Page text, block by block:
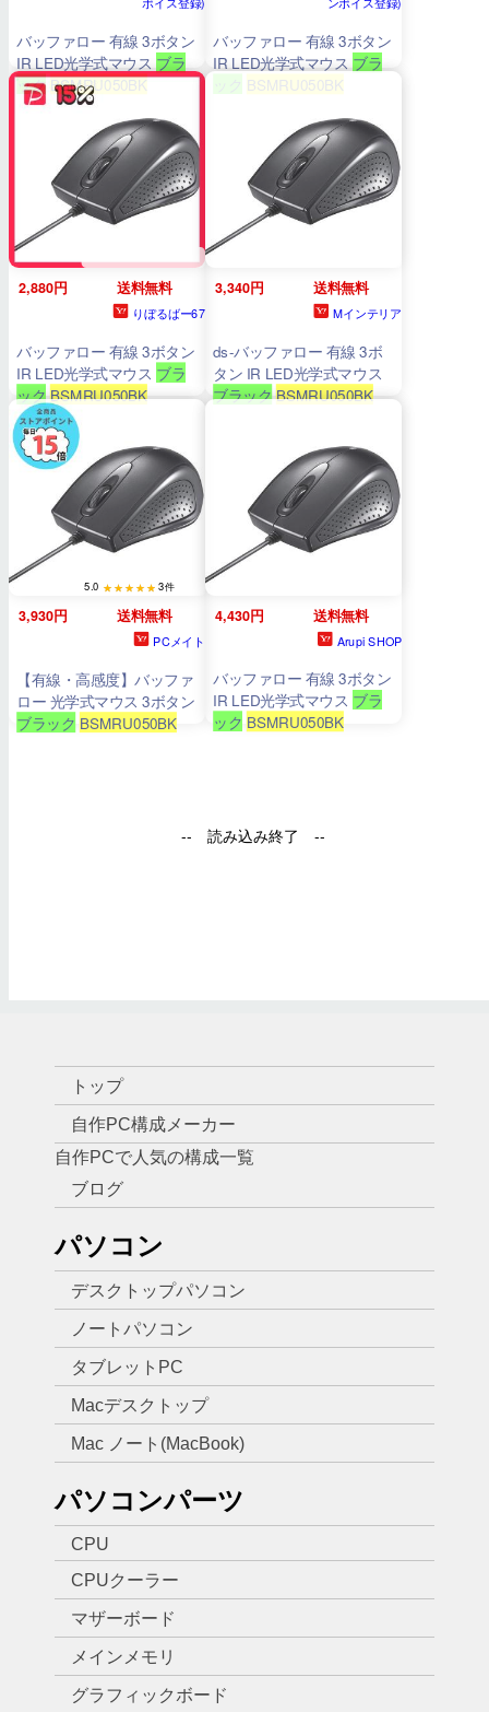
トップ
自作PC構成メーカー
自作PCで人気の構成一覧
ブログ
パソコン
デスクトップパソコン
ノートパソコン
タブレットPC
Macデスクトップ
Mac ノート(MacBook)
パソコンパーツ
CPU
CPUクーラー
マザーボード
メインメモリ
グラフィックボード